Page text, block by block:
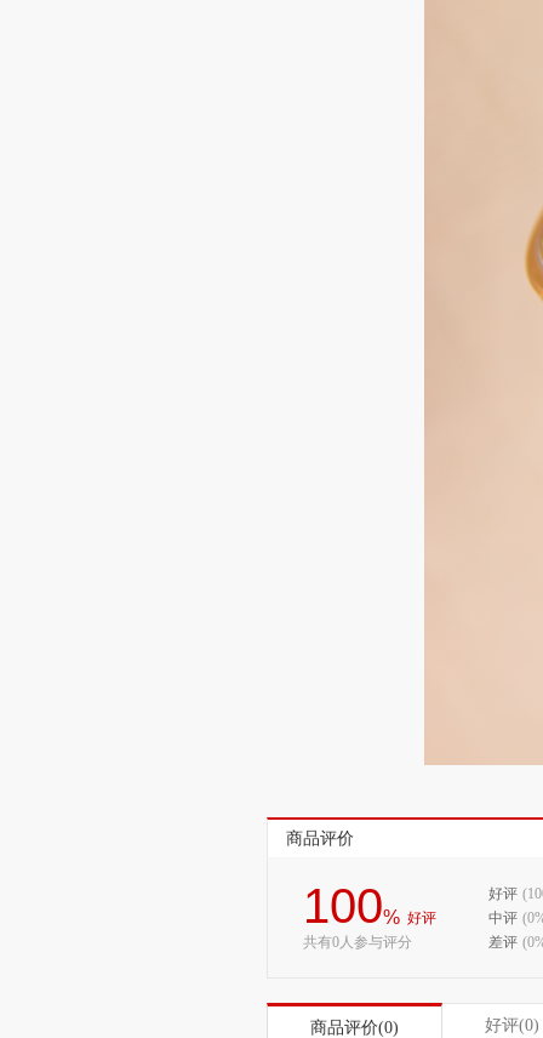
商品评价
100% 好评
共有0人参与评分
好评
中评
差评
商品评价(0) 好评(0)